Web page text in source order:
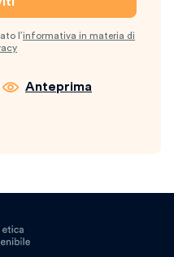
l’informativa in materia di
Anteprima